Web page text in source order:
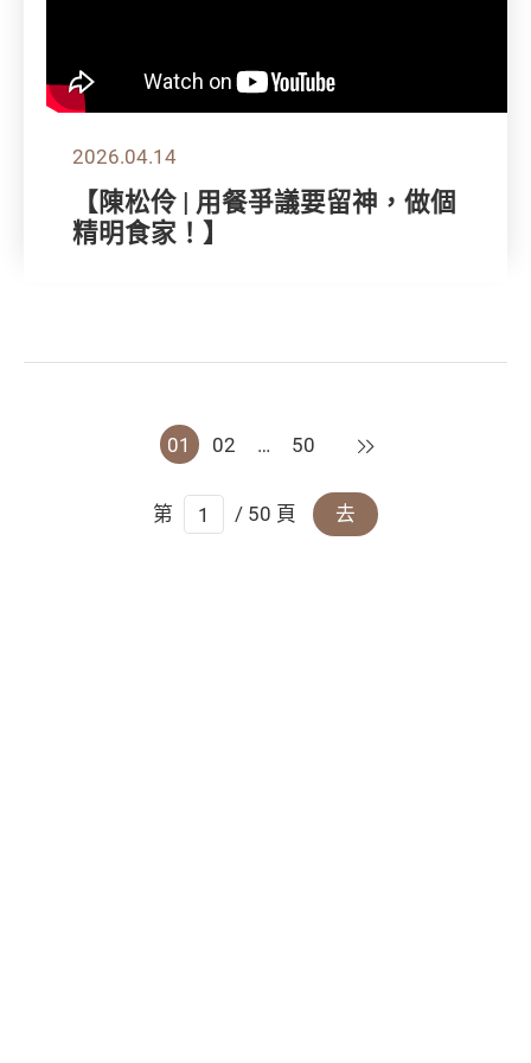
2026.04.14
【陳松伶 | 用餐爭議要留神，做個
精明食家！】
01 02 … 50 下一頁
第 / 50 頁 去